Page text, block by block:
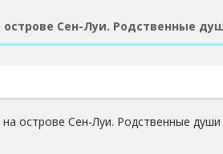
острове Сен-Луи. Родственные
острове Сен-Луи. Родственные